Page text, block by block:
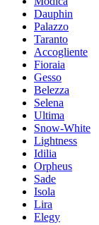
Dauphin
Palazzo
Taranto
Accogliente
Fioraia
Gesso
Belezza
Selena
Ultima
Snow-White
Lightness
Idilia
Orpheus
Sade
Isola
Lira
Elegy